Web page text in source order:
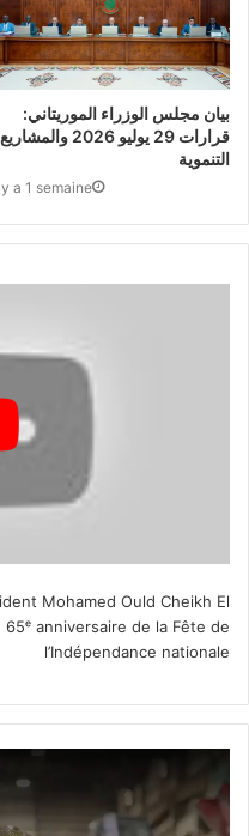
بيان مجلس الوزراء الموريتاني:
قرارات 29 يوليو 2026 والمشاريع
التنموية
a 1 semaine
Mohamed Ould Cheikh El
65ᵉ anniversaire de la Fête de
l’Indépendance nationale